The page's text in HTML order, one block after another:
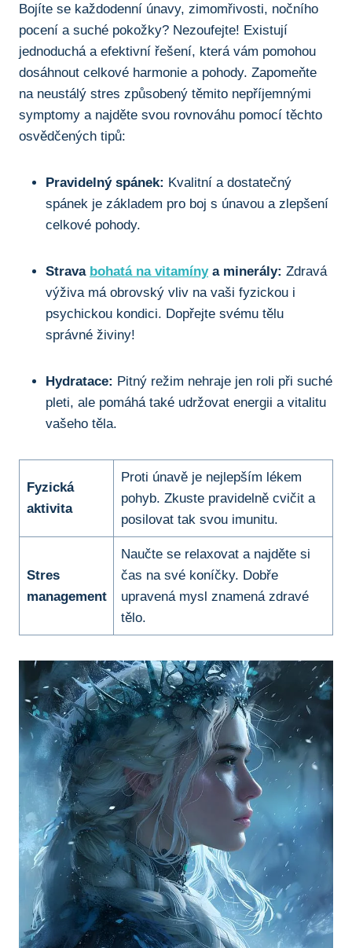
Bojíte se každodenní únavy, zimomřivosti, nočního
pocení a suché pokožky? Nezoufejte! Existují
jednoduchá a efektivní řešení, která vám pomohou
dosáhnout celkové harmonie a pohody. Zapomeňte
na neustálý stres způsobený těmito nepříjemnými
symptomy a najděte svou rovnováhu pomocí těchto
osvědčených tipů:
Pravidelný spánek: Kvalitní a dostatečný
spánek je základem pro boj s únavou a zlepšení
celkové pohody.
Strava bohatá na vitamínya minerály: Zdravá
výživa má obrovský vliv na vaši fyzickou i
psychickou kondici. Dopřejte svému tělu
správné živiny!
Hydratace: Pitný režim nehraje jen roli při suché
pleti, ale pomáhá také udržovat energii a vitalitu
vašeho těla.
Fyzická
aktivita
Proti únavě je nejlepším lékem
pohyb. Zkuste pravidelně cvičit a
posilovat tak svou imunitu.
Stres
management
Naučte se relaxovat a najděte si
čas na své koníčky. Dobře
upravená mysl znamená zdravé
tělo.